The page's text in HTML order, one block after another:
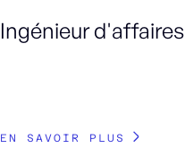
Ingénieur d'affaires
EN SAVOIR PLUS